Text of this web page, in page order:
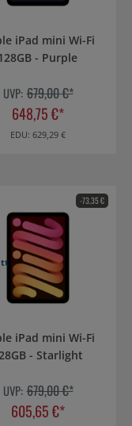
iPad mini Wi-Fi
- Purple
UVP: 679,00 €*
648,75 €*
EDU: 629,29 €
-73,35 €
iPad mini Wi-Fi
- Starlight
UVP: 679,00 €*
605,65 €*